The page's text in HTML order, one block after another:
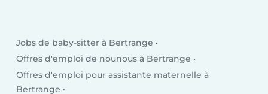
Jobs de baby-sitter à Bertrange
Offres d'emploi de nounous à Bertrange
Offres d'emploi pour assistante maternelle à
Bertrange